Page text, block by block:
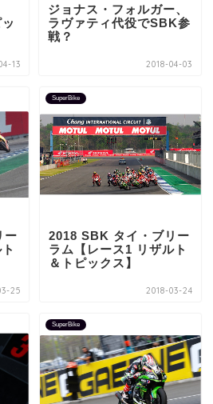
13
ジョナス・フォルガー、
ラヴァティ代役でSBK参
戦？
2018-04-03
ー
25
SuperBike
2018 SBK タイ・ブリー
ラム【レース1 リザルト
＆トピックス】
2018-03-24
SuperBike